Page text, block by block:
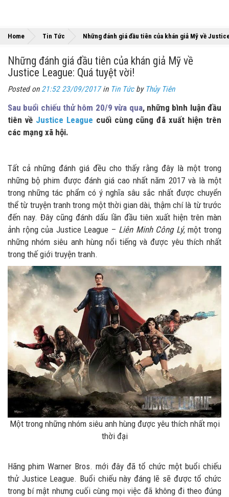
Home Tin Tức Những đánh giá đầu tiên của khán giả Mỹ về
Những đánh giá đầu tiên của khán giả Mỹ về
Justice League: Quá tuyệt vời!
Posted on 21:52 23/09/2017in Tin Tứcby Thủy Tiên
Sau buổi chiếu thử hôm 20/9 vừa qua, những bình luận đầu
tiên về Justice League cuối cùng cũng đã xuất hiện trên
các mạng xã hội.
Tất cả những đánh giá đều cho thấy rằng đây là một trong
những bộ phim được đánh giá cao nhất năm 2017 và là một
trong những tác phẩm có ý nghĩa sâu sắc nhất được chuyển
thể từ truyện tranh trong một thời gian dài, thậm chí là từ trước
đến nay. Đây cũng đánh dấu lần đầu tiên xuất hiện trên màn
ảnh rộng của Justice League – Liên Minh Công Lý, một trong
những nhóm siêu anh hùng nổi tiếng và được yêu thích nhất
trong thế giới truyện tranh.
Một trong những nhóm siêu anh hùng được yêu thích nhất mọi
thời đại
Hãng phim Warner Bros. mới đây đã tổ chức một buổi chiếu
thử Justice League. Buổi chiếu này đáng lẽ sẽ được tổ chức
trong bí mật nhưng cuối cùng mọi việc đã không đi theo đúng